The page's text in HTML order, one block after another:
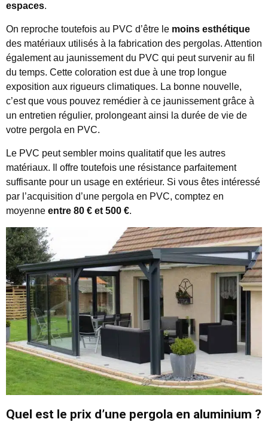
espaces.
On reproche toutefois au PVC d’être le moins esthétique
des matériaux utilisés à la fabrication des pergolas. Attention
également au jaunissement du PVC qui peut survenir au fil
du temps. Cette coloration est due à une trop longue
exposition aux rigueurs climatiques. La bonne nouvelle,
c’est que vous pouvez remédier à ce jaunissement grâce à
un entretien régulier, prolongeant ainsi la durée de vie de
votre pergola en PVC.
Le PVC peut sembler moins qualitatif que les autres
matériaux. Il offre toutefois une résistance parfaitement
suffisante pour un usage en extérieur. Si vous êtes intéressé
par l’acquisition d’une pergola en PVC, comptez en
moyenne entre 80 € et 500 €.
Quel est le prix d’une pergola en aluminium ?